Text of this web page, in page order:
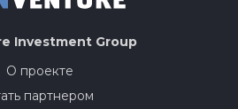
Investment Group
О проекте
партнером